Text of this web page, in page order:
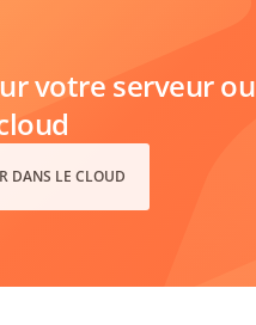
votre serveur ou
DANS LE CLOUD